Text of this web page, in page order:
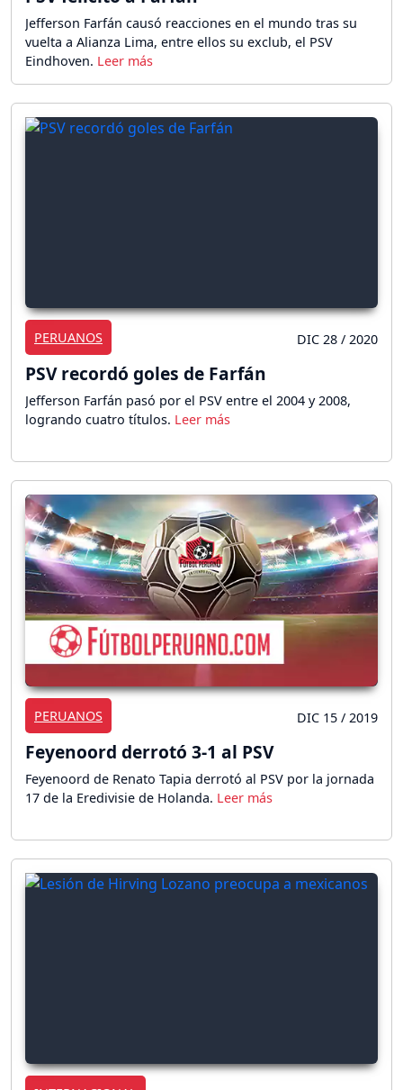
Jefferson Farfán causó reacciones en el mundo tras su
vuelta a Alianza Lima, entre ellos su exclub, el PSV
Eindhoven.
PERUANOS DIC 28 / 2020
PSV recordó goles de Farfán
Jefferson Farfán pasó por el PSV entre el 2004 y 2008,
logrando cuatro títulos.
PERUANOS DIC 15 / 2019
Feyenoord derrotó 3-1 al PSV
Feyenoord de Renato Tapia derrotó al PSV por la jornada
17 de la Eredivisie de Holanda.